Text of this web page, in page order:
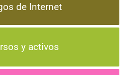
de Internet
y activos